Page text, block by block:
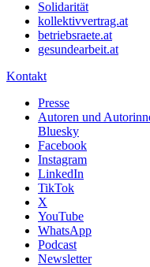
Solidarität
kollektivvertrag.at
betriebsraete.at
gesundearbeit.at
Kontakt
Presse
Autoren und
Bluesky
Facebook
Instagram
LinkedIn
TikTok
X
YouTube
WhatsApp
Podcast
Newsletter